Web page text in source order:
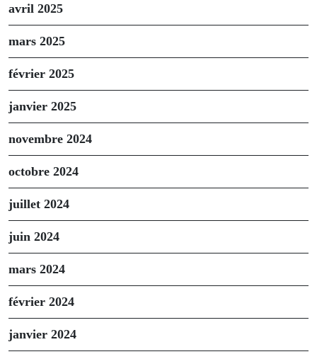
avril 2025
mars 2025
février 2025
janvier 2025
novembre 2024
octobre 2024
juillet 2024
juin 2024
mars 2024
février 2024
janvier 2024